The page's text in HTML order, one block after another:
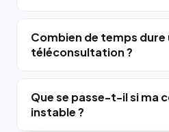
Combien de temps dure
téléconsultation ?
Que se passe-t-il si ma
instable ?